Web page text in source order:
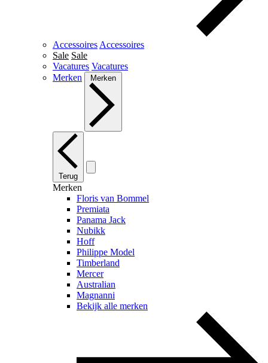
Accessoires Accessoires
Sale Sale
Vacatures Vacatures
Merken
Merken
Terug
Merken
Floris van Bommel
Premiata
Panama Jack
Nubikk
Hoff
Philippe Model
Timberland
Mercer
Australian
Magnanni
Bekijk alle merken